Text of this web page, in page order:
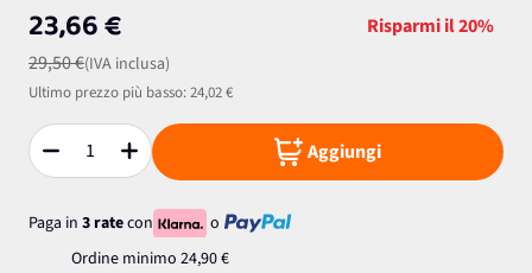
23,66 €
29,50 €(IVA inclusa)
Risparmi il20%
Ultimo prezzo più basso:24,02 €
Quantità Aggiungi
Paga in 3 ratecon
o
Ordine minimo 24,90 €